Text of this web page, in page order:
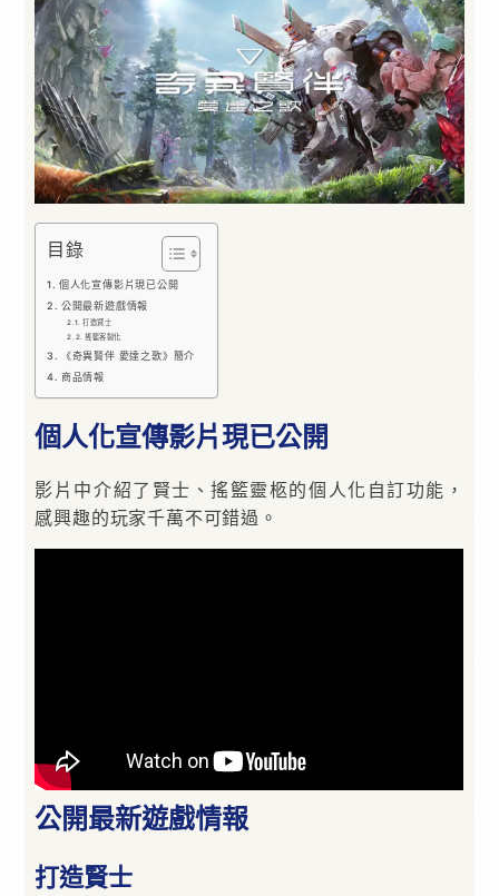
目錄
個人化宣傳影片現已公開
公開最新遊戲情報
打造賢士
搖籃客製化
《奇異賢伴 愛達之歌》簡介
商品情報
個人化宣傳影片現已公開
影片中介紹了賢士、搖籃靈柩的個人化自訂功能，
感興趣的玩家千萬不可錯過。
公開最新遊戲情報
打造賢士